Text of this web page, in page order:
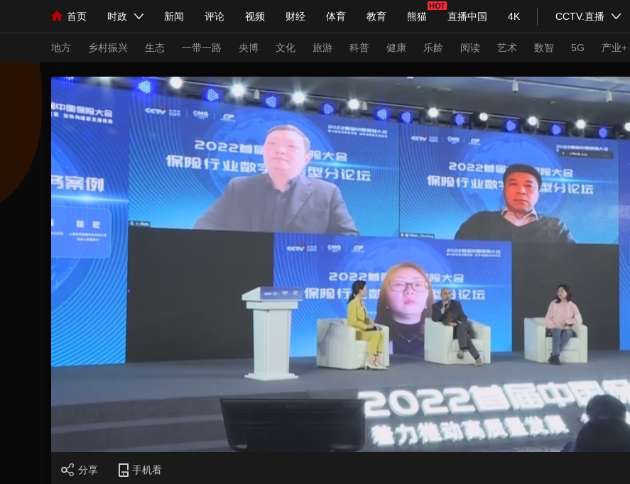
首页 时政 新闻 评论 视频 财经 体育 教育 熊猫 直播中国 4K CCTV.直播
人民领袖习近平 联播+ 中国领导人 央视快评 习式妙语 热解读 天天学习
直播 栏目大全 节目单 听音 微视频 主持人 下载央视影音
海外频道 iPanda English Монгол
地方 乡村振兴 生态 一带一路 央博 文化 旅游 科普 健康 乐龄 阅读 艺术 数智 5G 产业+
网络春晚 共产党员网 秧纪录 纪录片网 国家大剧院
国内 国际 评论 经济 军事 科技 法治 文娱 人物 公益 图片
人民领袖习近平 联播+ 热解读 天天学习 习式妙语 央视快评 央视网评 光华锐评 锋面
视频 小央视频 小央直播 全景新闻
新兵请入列 人生第二次
体育 直播 2026年冬奥会 CBA NBA 中超
VIP会员 生活体育大会 体育江湖 文化体育 冰雪道路
财经 教育 一带一路 央博 非遗 文化 旅游 健康 乐龄
大国智造 大国展会 大国保险 云顶对话 云起 超级工厂 智敬中国 全民健康 颜选攻略
分享
手机看